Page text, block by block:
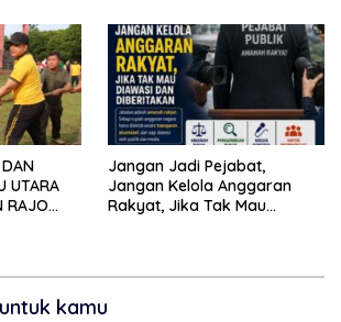
UTARA
RAJO
Jangan Jadi Pejabat,
Jangan Kelola Anggaran
Rakyat, Jika Tak Mau
kamu